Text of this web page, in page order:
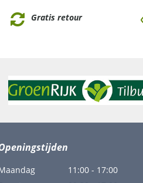
Gratis retour
11:00 - 17:00